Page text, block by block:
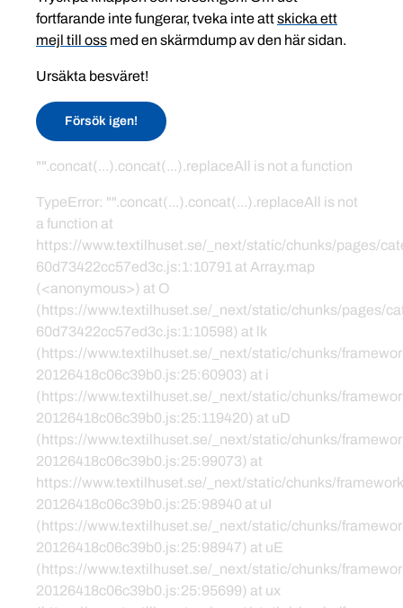
fortfarande inte fungerar, tveka inte attskicka ett
mejl till oss med en skärmdump av den här sidan.
Ursäkta besväret!
Försök igen!
"".concat(...).concat(...).replaceAll is not a function
TypeError: "".concat(...).concat(...).replaceAll is not
a function at
https://www.textilhuset.se/_next/static/chunks/pages/
60d73422cc57ed3c.js:1:10791 at Array.map
(<anonymous>) at O
(https://www.textilhuset.se/_next/static/chunks/pages/
60d73422cc57ed3c.js:1:10598) at lk
(https://www.textilhuset.se/_next/static/chunks/
20126418c06c39b0.js:25:60903) at i
(https://www.textilhuset.se/_next/static/chunks/
20126418c06c39b0.js:25:119420) at uD
(https://www.textilhuset.se/_next/static/chunks/
20126418c06c39b0.js:25:99073) at
https://www.textilhuset.se/_next/static/chunks/
20126418c06c39b0.js:25:98940 at uI
(https://www.textilhuset.se/_next/static/chunks/
20126418c06c39b0.js:25:98947) at uE
(https://www.textilhuset.se/_next/static/chunks/
20126418c06c39b0.js:25:95699) at ux